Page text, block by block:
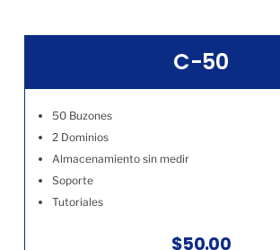
C-50
50 Buzones
2 Dominios
Almacenamiento sin medir
Soporte
Tutoriales
$50.00